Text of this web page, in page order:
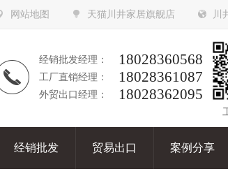
网站地图 天猫川井家居旗舰店 川
经销批发经理： 18028360568
工厂直销经理： 18028361087
外贸出口经理： 18028362095
经销批发 贸易出口 案例分享